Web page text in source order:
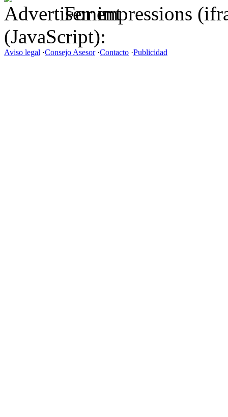
For impressions
(JavaScript):
Aviso legal ·Consejo Asesor·Contacto ·Publicidad